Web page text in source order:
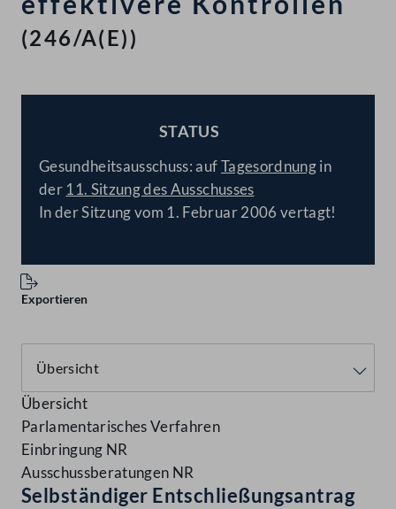
(246/A(E))
STATUS
Gesundheitsausschuss: aufTagesordnungin
der 11. Sitzung des Ausschusses
In der Sitzung vom 1. Februar 2006 vertagt!
Exportieren
Übersicht
Parlamentarisches Verfahren
Einbringung NR
Ausschussberatungen NR
Selbständiger Entschließungsantrag